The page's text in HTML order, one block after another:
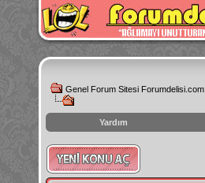
Genel Forum Sitesi Forumdelisi.com
Yardım
instagram
izlenme
hilesi